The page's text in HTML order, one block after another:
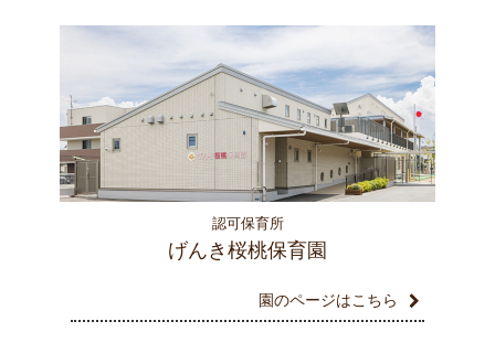
認可保育所
げんき桜桃保育園
園のページはこちら